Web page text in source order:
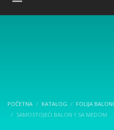
POČETNA KATALOG FOLIJA BALONI
SAMOSTOJEĆI BALON 1 SA MEDOM